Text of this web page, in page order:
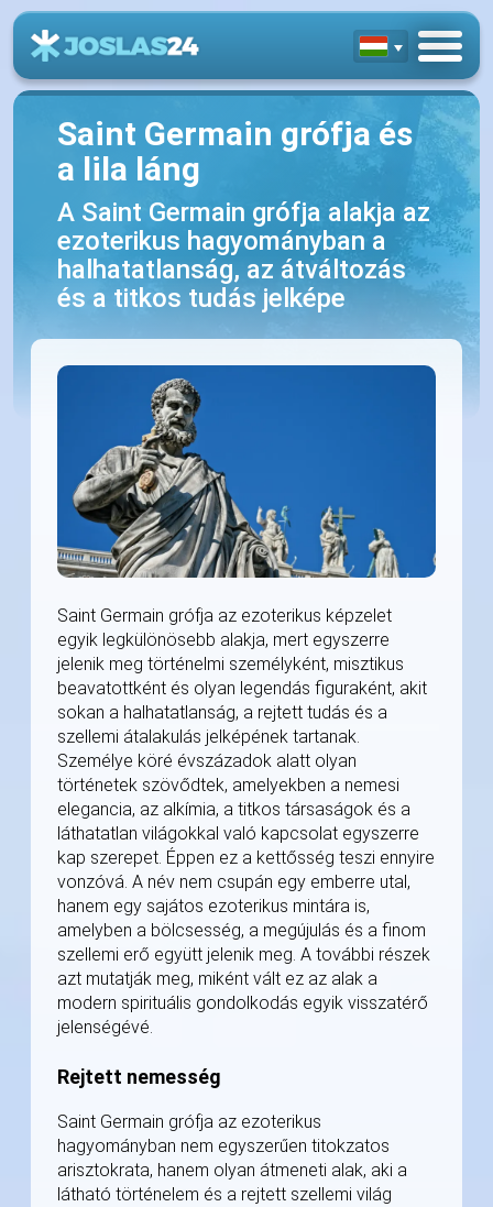
Saint Germain grófja és
a lila láng
A Saint Germain grófja alakja az
ezoterikus hagyományban a
halhatatlanság, az átváltozás
és a titkos tudás jelképe
Saint Germain grófja az ezoterikus képzelet
egyik legkülönösebb alakja, mert egyszerre
jelenik meg történelmi személyként, misztikus
beavatottként és olyan legendás figuraként, akit
sokan a halhatatlanság, a rejtett tudás és a
szellemi átalakulás jelképének tartanak.
Személye köré évszázadok alatt olyan
történetek szövődtek, amelyekben a nemesi
elegancia, az alkímia, a titkos társaságok és a
láthatatlan világokkal való kapcsolat egyszerre
kap szerepet. Éppen ez a kettősség teszi ennyire
vonzóvá. A név nem csupán egy emberre utal,
hanem egy sajátos ezoterikus mintára is,
amelyben a bölcsesség, a megújulás és a finom
szellemi erő együtt jelenik meg. A további részek
azt mutatják meg, miként vált ez az alak a
modern spirituális gondolkodás egyik visszatérő
jelenségévé.
Rejtett nemesség
Saint Germain grófja az ezoterikus
hagyományban nem egyszerűen titokzatos
arisztokrata, hanem olyan átmeneti alak, aki a
látható történelem és a rejtett szellemi világ